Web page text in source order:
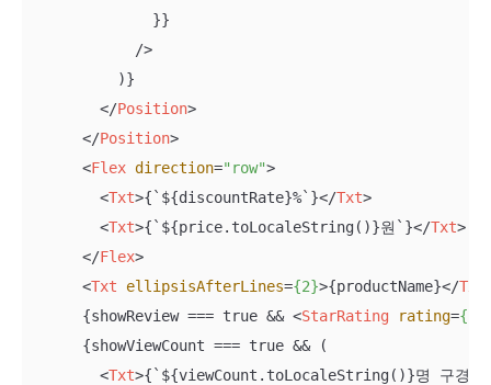
              }}
            />
          )}
</Position>
</Position>
<Flex direction="row">
<Txt>{`${discountRate}%`}</Txt>
<Txt>{`${price.toLocaleString()}원`}</Txt>
</Flex>
<Txt ellipsisAfterLines={2}>{productName}</Txt
      {showReview === true &&
<StarRating rating=
      {showViewCount === true && (
<Txt>{`${viewCount.toLocaleString()}명 구경